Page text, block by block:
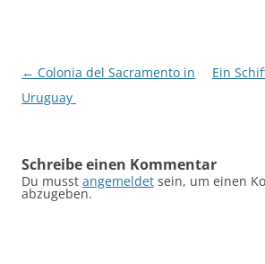
Beitragsnavigation
← Colonia del Sacramento in
Uruguay
Ein
Schreibe einen Kommentar
Du musst angemeldet sein, um einen
abzugeben.